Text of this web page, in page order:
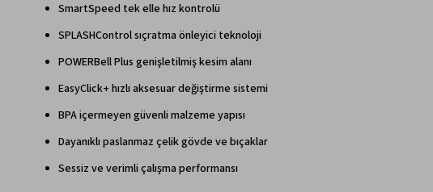
SmartSpeed tek elle hız kontrolü
SPLASHControl sıçratma önleyici teknoloji
POWERBell Plus genişletilmiş kesim alanı
EasyClick+ hızlı aksesuar değiştirme sistemi
BPA içermeyen güvenli malzeme yapısı
Dayanıklı paslanmaz çelik gövde ve bıçaklar
Sessiz ve verimli çalışma performansı